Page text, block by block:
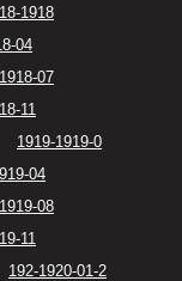
1918
04
07
11
1919-1919-0
04
08
11
192-1920-01-2